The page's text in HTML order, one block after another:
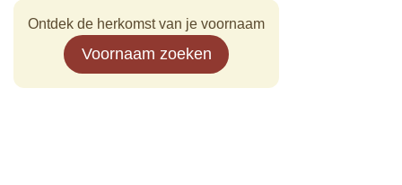
Ontdek de herkomst van je voornaam
Voornaam zoeken